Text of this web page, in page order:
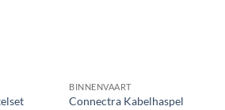
BINNENVAART
Connectra Kabelhaspel